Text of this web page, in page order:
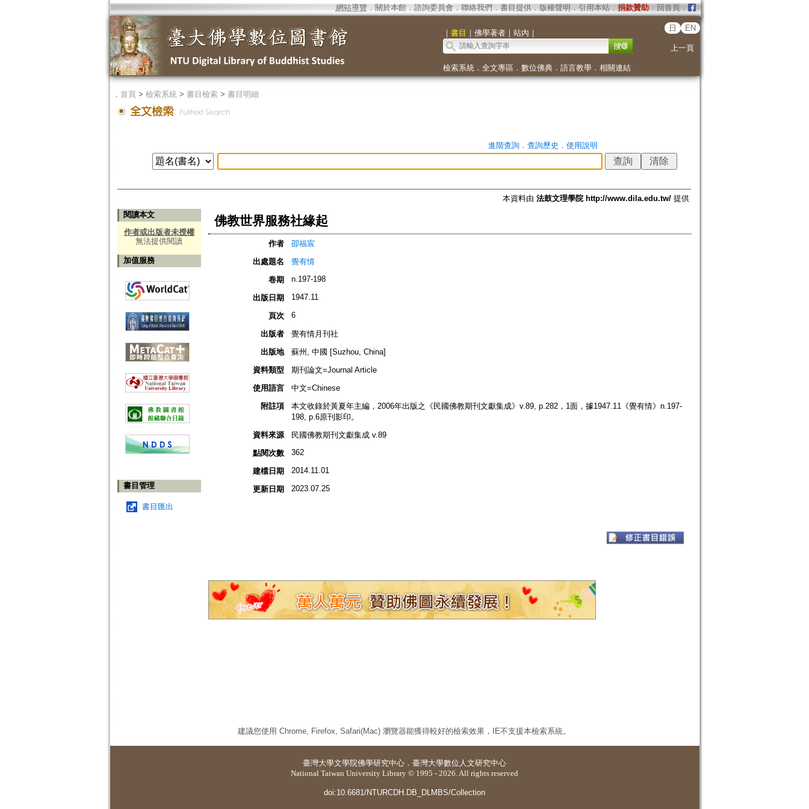
網站導覽 ． 關於本館． 諮詢委員會． 聯絡我們 ． 書目提供． 版權聲明 ． 引用本站． 捐款贊助．回首頁．
｜ 書目 ｜ 佛學著者｜ 站內 ｜
日 EN
上一頁
檢索系統． 全文專區 ． 數位佛典． 語言教學． 相關連結
． 首頁> 檢索系統> 書目檢索> 書目明細
進階查詢． 查詢歷史 ． 使用說明
本資料由 法鼓文理學院 http://www.dila.edu.tw/提供
閱讀本文
作者或出版者未授權
無法提供閱讀
加值服務
書目管理
書目匯出
佛教世界服務社緣起
作者
卲福宸
出處題名
覺有情
卷期
n.197-198
出版日期 1947.11
頁次 6
出版者
覺有情月刊社
出版地
蘇州, 中國 [Suzhou, China]
資料類型
期刊論文=Journal Article
使用語言
中文=Chinese
附註項
本文收錄於黃夏年主編，2006年出版之《民國佛教期刊文獻集成》v.89, p.282，1面，據1947.11《覺有情》n.197-
198, p.6原刊影印。
資料來源
民國佛教期刊文獻集成 v.89
點閱次數
362
建檔日期 2014.11.01
更新日期 2023.07.25
建議您使用 Chrome, Firefox, Safari(Mac) 瀏覽器能獲得較好的檢索效果，IE不支援本檢索系統。
臺灣大學文學院佛學研究中心 ． 臺灣大學數位人文研究中心
National Taiwan University Library © 1995 - 2026. All rights reserved
doi:10.6681/NTURCDH.DB_DLMBS/Collection